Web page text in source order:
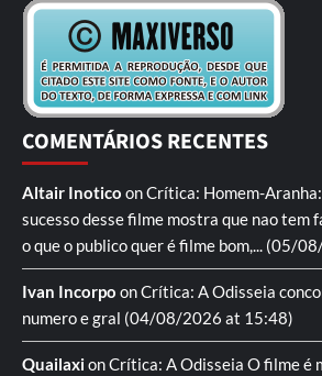
COMENTÁRIOS RECENTES
Altair Inotico onCrítica: Homem-
sucesso desse filme mostra que nao tem
o que o publico quer é filme bom,... (05/
Ivan Incorpo onCrítica: A Odisseia
numero e gral (04/08/2026 at 15:48)
QuailaxionCrítica: A Odisseia O filme é